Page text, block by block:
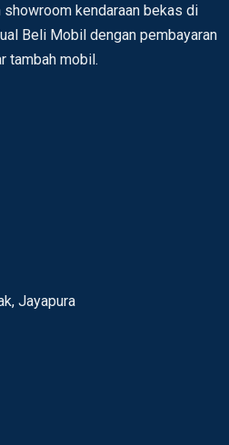
showroom kendaraan bekas di
Beli Mobil dengan pembayaran
tambah mobil.
Jayapura